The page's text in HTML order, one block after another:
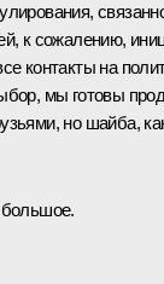
к сожалению,
контакты на
мы готовы
но шайба,